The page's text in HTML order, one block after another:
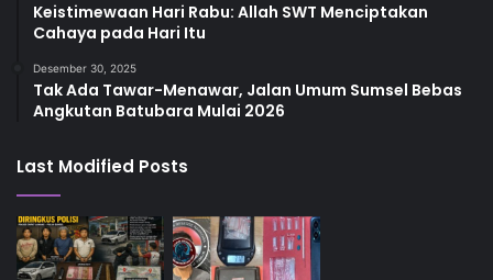
Keistimewaan Hari Rabu: Allah SWT Menciptakan
Cahaya pada Hari Itu
Desember 30, 2025
Tak Ada Tawar-Menawar, Jalan Umum Sumsel Bebas
Angkutan Batubara Mulai 2026
Last Modified Posts